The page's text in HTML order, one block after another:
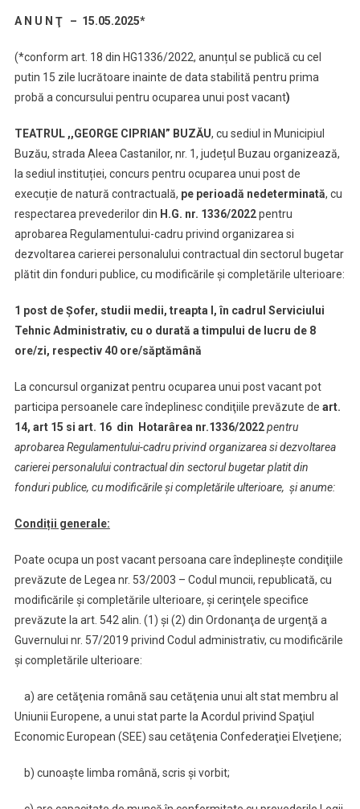
A N U N Ţ – 15.05.2025*
(*conform art. 18 din HG1336/2022, anunțul se publică cu cel
putin 15 zile lucrătoare inainte de data stabilită pentru prima
probă a concursului pentru ocuparea unui post vacant)
TEATRUL ,,GEORGE CIPRIAN” BUZĂU, cu sediul in Municipiul
Buzău, strada Aleea Castanilor, nr. 1, județul Buzau organizează,
la sediul instituției, concurs pentru ocuparea unui post de
execuție de natură contractuală, pe perioadă nedeterminată, cu
respectarea prevederilor din H.G. nr. 1336/2022pentru
aprobarea Regulamentului-cadru privind organizarea si
dezvoltarea carierei personalului contractual din sectorul bugetar
plătit din fonduri publice, cu modificările şi completările ulterioare:
1 post de Şofer, studii medii, treapta I, în cadrul Serviciului
Tehnic Administrativ, cu o durată a timpului de lucru de 8
ore/zi, respectiv 40 ore/săptămână
La concursul organizat pentru ocuparea unui post vacant pot
participa persoanele care îndeplinesc condiţiile prevăzute de art.
14, art 15 si art. 16 din Hotarârea nr.1336/2022pentru
aprobarea Regulamentului-cadru privind organizarea si dezvoltarea
carierei personalului contractual din sectorul bugetar platit din
fonduri publice, cu modificările şi completările ulterioare, şi anume:
Condiții generale:
Poate ocupa un post vacant persoana care îndeplineşte condiţiile
prevăzute de Legea nr. 53/2003 – Codul muncii, republicată, cu
modificările şi completările ulterioare, şi cerinţele specifice
prevăzute la art. 542 alin. (1) şi (2) din Ordonanţa de urgenţă a
Guvernului nr. 57/2019 privind Codul administrativ, cu modificările
şi completările ulterioare:
a) are cetăţenia română sau cetăţenia unui alt stat membru al
Uniunii Europene, a unui stat parte la Acordul privind Spaţiul
Economic European (SEE) sau cetăţenia Confederaţiei Elveţiene;
b) cunoaşte limba română, scris şi vorbit;